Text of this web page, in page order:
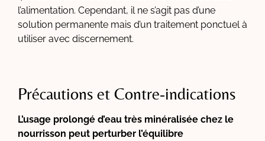
l’alimentation. Cependant, il ne s’agit pas d’une
solution permanente mais d’un traitement ponctuel à
utiliser avec discernement.
Précautions et Contre-indications
L’usage prolongé d’eau très minéralisée chez le
nourrisson peut perturber l’équilibre